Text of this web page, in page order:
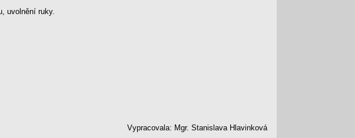
uvolnění ruky.
Vypracovala: Mgr. Stanislava Hlavinková